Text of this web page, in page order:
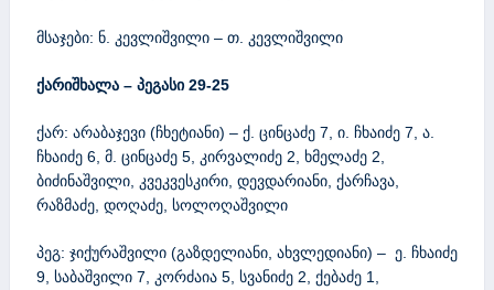
მსაჯები: ნ. კევლიშვილი – თ. კევლიშვილი
ქარიშხალა – პეგასი 29-25
ქარ: არაბაჯევი (ჩხეტიანი) – ქ. ცინცაძე 7, ი. ჩხაიძე 7, ა.
ჩხაიძე 6, მ. ცინცაძე 5, კირვალიძე 2, ხმელაძე 2,
ბიძინაშვილი, კვეკვესკირი, დევდარიანი, ქარჩავა,
რაზმაძე, დოღაძე, სოლოღაშვილი
პეგ: ჯიქურაშვილი (გაზდელიანი, ახვლედიანი) – ე. ჩხაიძე
9, საბაშვილი 7, კორძაია 5, სვანიძე 2, ქებაძე 1,